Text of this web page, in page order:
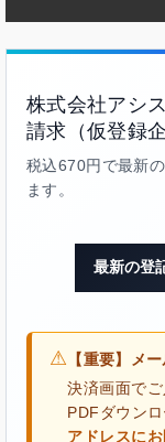
株式会社アシ
請求（仮登録企
税込670円で最新
ます。
最新の登
⚠ 【重要】メ
決済画面で
PDFダウン
アドレスに